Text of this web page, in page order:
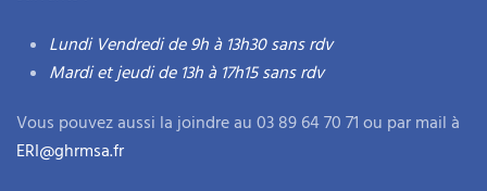
Lundi Vendredi de9h à 13h30sans rdv
Mardi et jeudi de 13h à 17h15 sans rdv
Vous pouvez aussi la joindre au 03 89 64 70 71 ou par mail à
ERI@ghrmsa.fr